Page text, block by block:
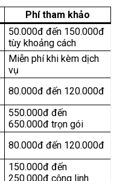
Phí tham khảo
50.000đ đến 150.000đ
tùy khoảng cách
Miễn phí khi kèm dịch
vụ
80.000đ đến 120.000đ
550.000đ đến
650.000đ trọn gói
80.000đ đến 120.000đ
150.000đ đến
250.000đ cộng linh